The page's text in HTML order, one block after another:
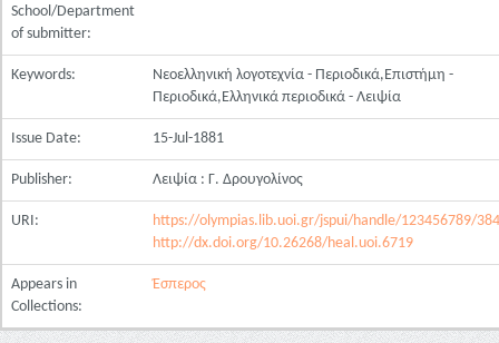
School/Department
of submitter:
Keywords:
Νεοελληνική λογοτεχνία - Περιοδικά,Επιστήμη -
Περιοδικά,Ελληνικά περιοδικά - Λειψία
Issue Date: 15-Jul-1881
Publisher: Λειψία : Γ. Δρουγολίνος
URI:
https://olympias.lib.uoi.gr/jspui/handle/123456789/
http://dx.doi.org/10.26268/heal.uoi.6719
Appears in
Collections:
Έσπερος